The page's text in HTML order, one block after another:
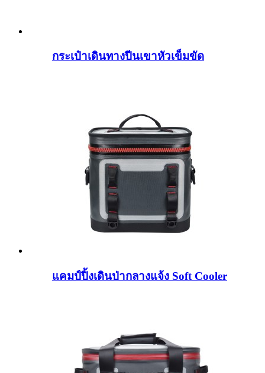
กระเป๋าเดินทางปีนเขาหัวเข็มขัด
แคมป์ปิ้งเดินป่ากลางแจ้ง Soft Cooler